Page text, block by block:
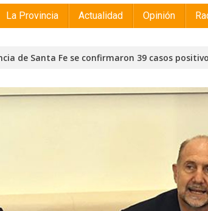
La Provincia Actualidad Opinión
de Santa Fe se confirmaron 39 casos